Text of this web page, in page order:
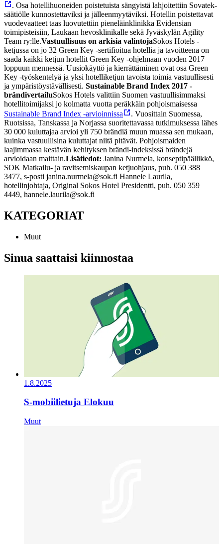
. Osa hotellihuoneiden poistetuista sängyistä lahjoitettiin Sovatek-
säätiölle kunnostettaviksi ja jälleenmyytäviksi. Hotellin poistettavat
vuodevaatteet taas luovutettiin pieneläinklinikka Evidensian
toimipisteisiin, Laukaan hevosklinikalle sekä Jyväskylän Agility
Team ry:lle.Vastuullisuus on arkisia valintojaSokos Hotels -
ketjussa on jo 32 Green Key -sertifioitua hotellia ja tavoitteena on
saada kaikki ketjun hotellit Green Key -ohjelmaan vuoden 2017
loppuun mennessä. Uusiokäyttö ja kierrättäminen ovat osa Green
Key -työskentelyä ja yksi hotelliketjun tavoista toimia vastuullisesti
ja ympäristöystävällisesti. Sustainable Brand Index 2017 -
brändivertailuSokos Hotels valittiin Suomen vastuullisimmaksi
hotellitoimijaksi jo kolmatta vuotta peräkkäin pohjoismaisessa
Sustainable Brand Index -arvioinnissa
. Vuosittain Suomessa,
Ruotsissa, Tanskassa ja Norjassa suoritettavassa tutkimuksessa lähes
30 000 kuluttajaa arvioi yli 750 brändiä muun muassa sen mukaan,
kuinka vastuullisina kuluttajat niitä pitävät. Pohjoismaiden
laajimmassa kestävän kehityksen brändi-indeksissä brändejä
arvioidaan maittain.Lisätiedot: Janina Nurmela, konseptipäällikkö,
SOK Matkailu- ja ravitsemiskaupan ketjuohjaus, puh. 050 388
3477, s-posti janina.nurmela@sok.fi Hannele Laurila,
hotellinjohtaja, Original Sokos Hotel Presidentti, puh. 050 359
4449, hannele.laurila@sok.fi
KATEGORIAT
Muut
Sinua saattaisi kiinnostaa
1.8.2025
S-mobiilietuja Elokuu
Muut